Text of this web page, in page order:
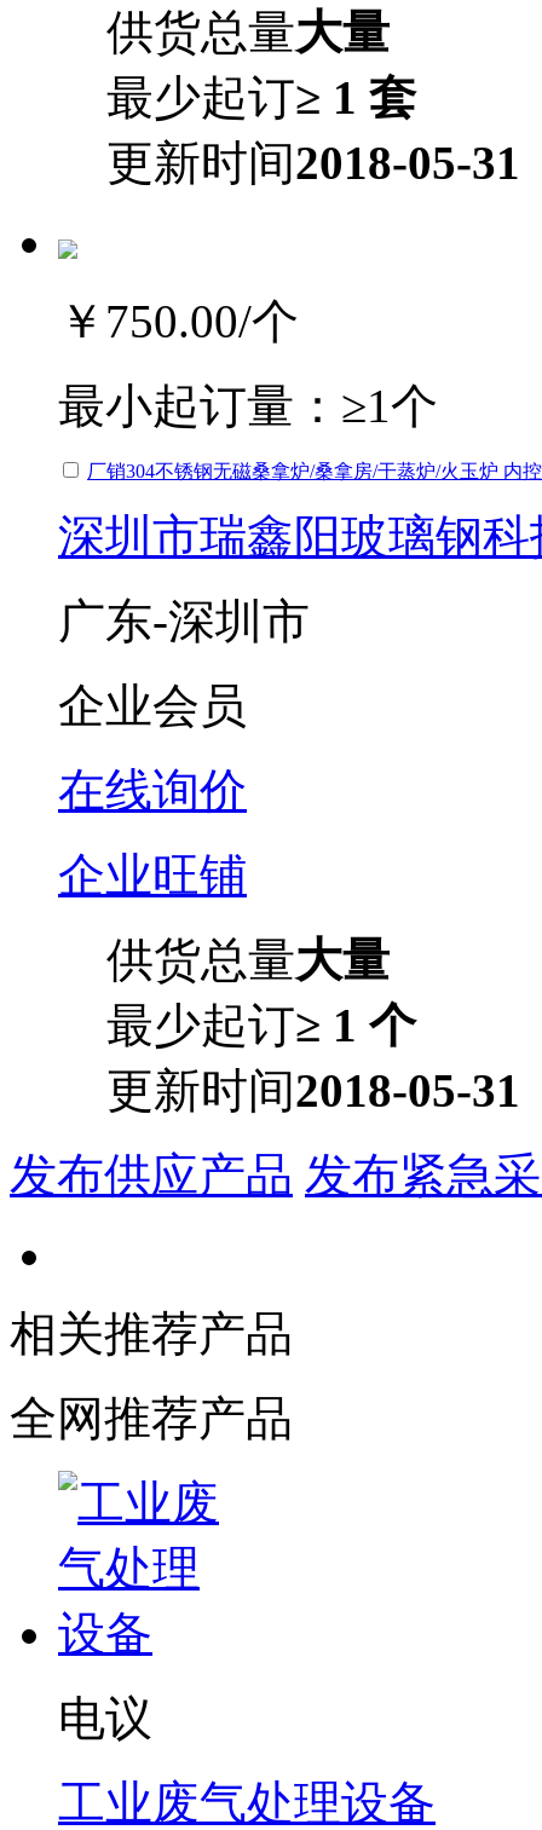
供货总量大量
最少起订≥ 1 套
更新时间2018-05-31
￥750.00/个
最小起订量： ≥1个
厂销304不锈钢无磁桑拿炉/桑拿房/干蒸炉/火玉炉 内
深圳市瑞鑫阳玻璃钢
广东-深圳市
企业会员
在线询价
企业旺铺
供货总量大量
最少起订≥ 1 个
更新时间2018-05-31
发布供应产品 发布紧急
相关推荐产品
全网推荐产品
电议
工业废气处理设备